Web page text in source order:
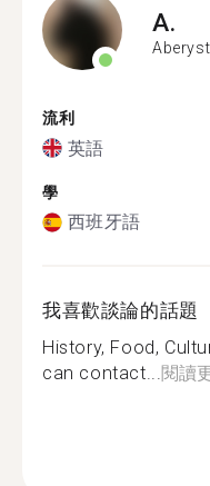
A.
流利
英語
學
西班牙語
我喜歡談論的話題
History, Food,
can contact...閱讀